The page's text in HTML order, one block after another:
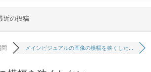
近の投稿
問 メインビジュアルの画像の横幅を狭くした...